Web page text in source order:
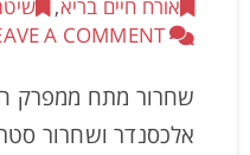
אורח חיים בריא,
LEAVE A COMMENT
שחרור מתח ממפרק
אלכסנדר ושחרור